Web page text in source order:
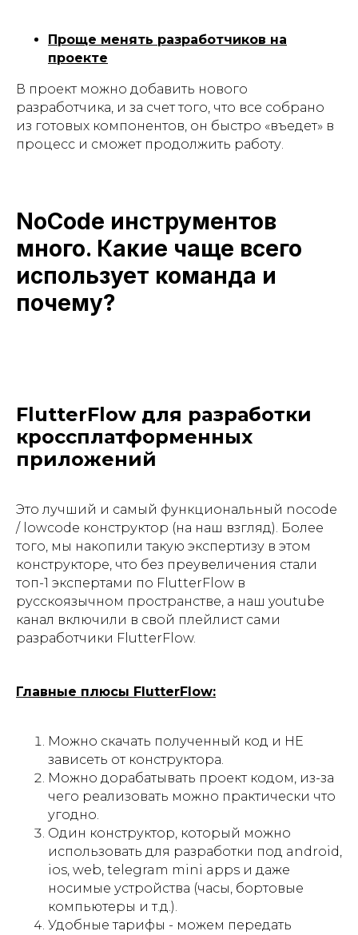
Проще менять разработчиков на
проекте
В проект можно добавить нового
разработчика, и за счет того, что все собрано
из готовых компонентов, он быстро «въедет» в
процесс и сможет продолжить работу.
NoCode инструментов
много. Какие чаще всего
использует команда и
почему?
FlutterFlow для разработки
кроссплатформенных
приложений
Это лучший и самый функциональный nocode
/ lowcode конструктор (на наш взгляд). Более
того, мы накопили такую экспертизу в этом
конструкторе, что без преувеличения стали
топ-1 экспертами по FlutterFlow в
русскоязычном пространстве, а наш youtube
канал включили в свой плейлист сами
разработчики FlutterFlow.
Главные плюсы FlutterFlow:
Можно скачать полученный код и НЕ
зависеть от конструктора.
Можно дорабатывать проект кодом, из-за
чего реализовать можно практически что
угодно.
Один конструктор, который можно
использовать для разработки под android,
ios, web, telegram mini apps и даже
носимые устройства (часы, бортовые
компьютеры и т.д.).
Удобные тарифы - можем передать